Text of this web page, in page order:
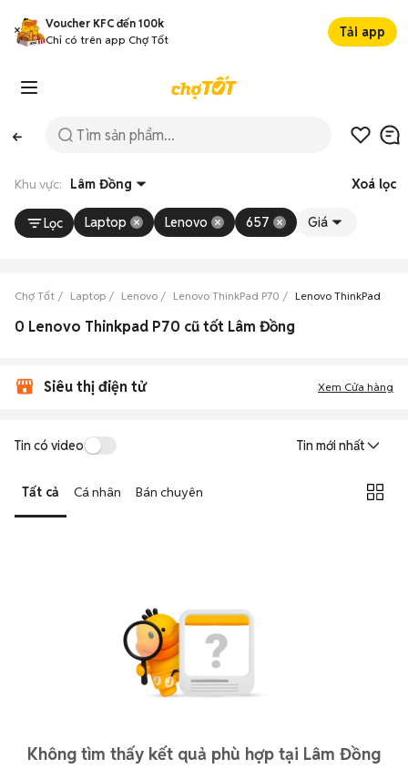
Voucher KFC đến 100k
Chỉ có trên app Chợ Tốt
Tải app
Khu vực: Lâm Đồng Xoá lọc
Lọc Laptop Lenovo 657 Giá
Chợ Tốt Laptop Lenovo Lenovo ThinkPad P70 Lenovo ThinkPad P70
0 Lenovo Thinkpad P70 cũ tốt Lâm Đồng
Siêu thị điện tử Xem Cửa hàng
Tin có video Tin mới nhất
Tất cả Cá nhân Bán chuyên
Không tìm thấy kết quả phù hợp tại Lâm Đồng